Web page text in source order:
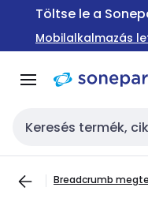
Ugrás a
Ugrás a
tartalomra
Töltse le a
Mobilalkalmazás
Keresési bemenet
Breadcrumb